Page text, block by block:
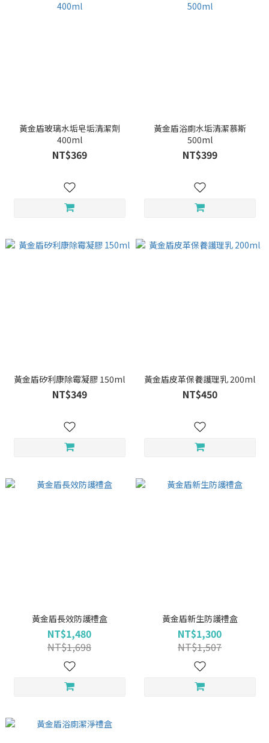
黃金盾玻璃水垢皂垢清潔劑
400ml
NT$369
黃金盾浴廁水垢清潔慕斯
500ml
NT$399
黃金盾矽利康除霉凝膠 150ml
NT$349
黃金盾皮革保養護理乳 200ml
NT$450
黃金盾長效防護禮盒
NT$1,480
NT$1,698
黃金盾新生防護禮盒
NT$1,300
NT$1,507